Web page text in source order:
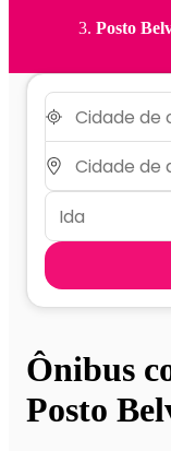
Posto
Ônibus
Posto